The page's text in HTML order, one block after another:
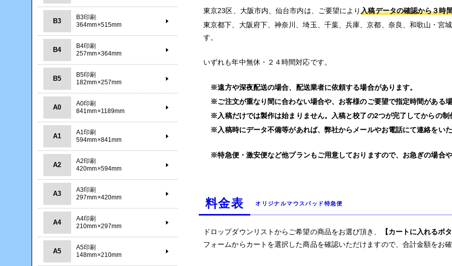
東京23区、大阪市内、仙台市内は、ご要望により入稿データの確認から３時
東京都下、大阪府下、神奈川、埼玉、千葉、兵庫、京都、奈良、和歌山・宮
す。
いずれも年中無休・２４時間対応です。
※遠方や深夜配送の場合、配送業者に依頼する場合があります。
※ご注文が重なり間に合わない場合や、お客様のご要望で指定時間がある
※入稿だけでは製作は始まりません。入稿と校了の2つが完了してからの制
※入稿時にデータ不備等があれば、弊社からメールやお電話にて連絡をいた
※特急便・激安便など他プランもご用意しておりますので、お急ぎの場合
料金表 オリジナルマウスパッド特急便
ドロップダウンリストからご希望の商品をお選び頂き、 【カートに入れるボタ
フォームからカートを選択した商品を確認いただけますので、合計金額をお確
B3
B3印刷
364mm×515mm
B4
B4印刷
257mm×364mm
B5
B5印刷
182mm×257mm
A0
A0印刷
841mm×1189mm
A1
A1印刷
594mm×841mm
A2
A2印刷
420mm×594mm
A3
A3印刷
297mm×420mm
A4
A4印刷
210mm×297mm
A5
A5印刷
148mm×210mm